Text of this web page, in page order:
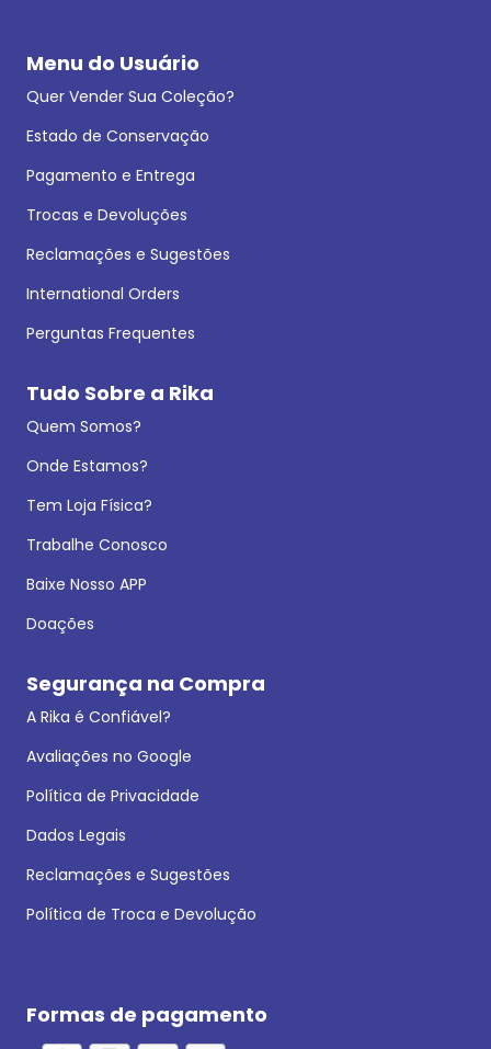
Menu do Usuário
Quer Vender Sua Coleção?
Estado de Conservação
Pagamento e Entrega
Trocas e Devoluções
Reclamações e Sugestões
International Orders
Perguntas Frequentes
Tudo Sobre a Rika
Quem Somos?
Onde Estamos?
Tem Loja Física?
Trabalhe Conosco
Baixe Nosso APP
Doações
Segurança na Compra
A Rika é Confiável?
Avaliações no Google
Política de Privacidade
Dados Legais
Reclamações e Sugestões
Política de Troca e Devolução
Formas de pagamento